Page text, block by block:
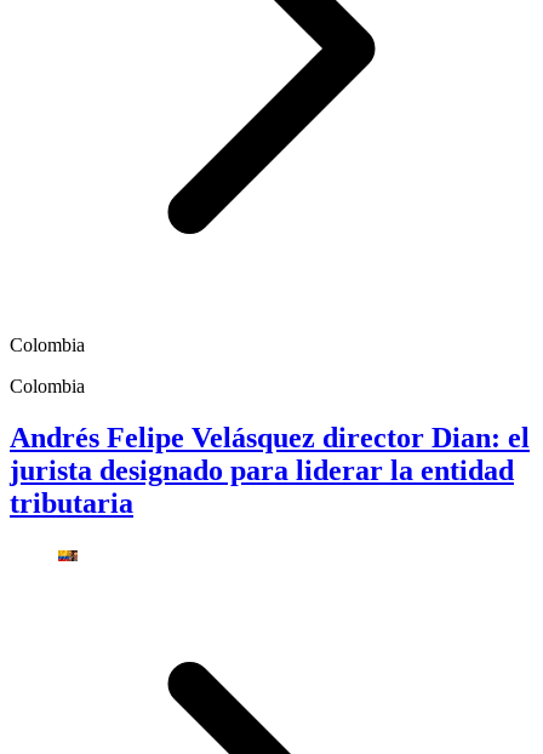
Colombia
Colombia
Andrés Felipe Velásquez director Dian: el
jurista designado para liderar la entidad
tributaria